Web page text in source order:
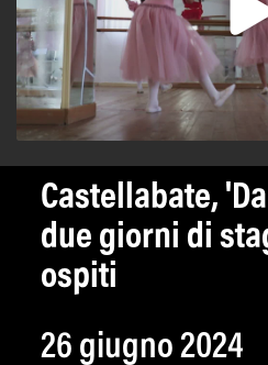
Castellabate,
due giorni di
ospiti
26 giugno 2024